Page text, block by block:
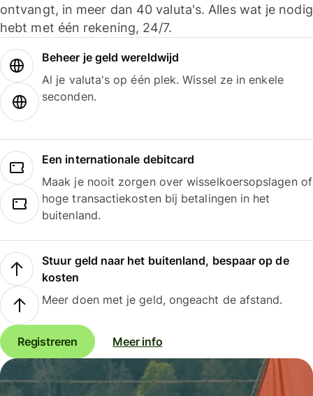
ontvangt, in meer dan 40 valuta's. Alles wat je nodig
hebt met één rekening, 24/7.
Beheer je geld wereldwijd
Al je valuta's op één plek. Wissel ze in enkele
seconden.
Een internationale debitcard
Maak je nooit zorgen over wisselkoersopslagen of
hoge transactiekosten bij betalingen in het
buitenland.
Stuur geld naar het buitenland, bespaar op de
kosten
Meer doen met je geld, ongeacht de afstand.
Registreren Meer info